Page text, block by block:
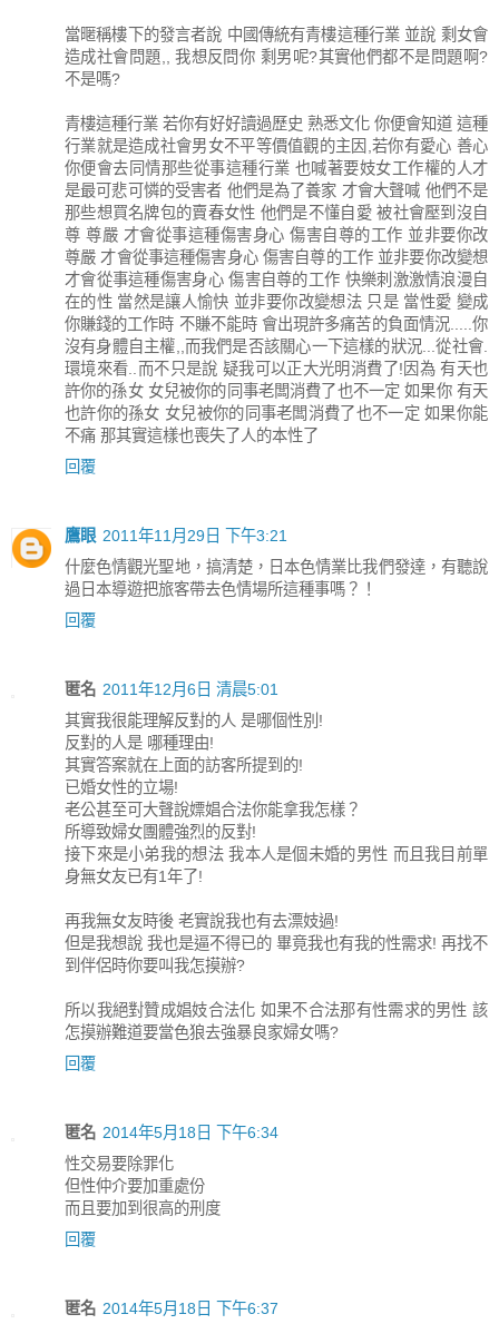
當暱稱樓下的發言者說 中國傳統有青樓這種行業 並說 剩女會
造成社會問題,, 我想反問你 剩男呢?其實他們都不是問題啊?
不是嗎?
青樓這種行業 若你有好好讀過歷史 熟悉文化 你便會知道 這種
行業就是造成社會男女不平等價值觀的主因,若你有愛心 善心
你便會去同情那些從事這種行業 也喊著要妓女工作權的人才
是最可悲可憐的受害者 他們是為了養家 才會大聲喊 他們不是
那些想買名牌包的賣春女性 他們是不懂自愛 被社會壓到沒自
尊 尊嚴 才會從事這種傷害身心 傷害自尊的工作 並非要你改
尊嚴 才會從事這種傷害身心 傷害自尊的工作 並非要你改變想
才會從事這種傷害身心 傷害自尊的工作 快樂刺激激情浪漫自
在的性 當然是讓人愉快 並非要你改變想法 只是 當性愛 變成
你賺錢的工作時 不賺不能時 會出現許多痛苦的負面情況.....你
沒有身體自主權,,而我們是否該關心一下這樣的狀況...從社會.
環境來看..而不只是說 疑我可以正大光明消費了!因為 有天也
許你的孫女 女兒被你的同事老闆消費了也不一定 如果你 有天
也許你的孫女 女兒被你的同事老闆消費了也不一定 如果你能
不痛 那其實這樣也喪失了人的本性了
回覆
鷹眼 2011年11月29日 下午3:21
什麼色情觀光聖地，搞清楚，日本色情業比我們發達，有聽說
過日本導遊把旅客帶去色情場所這種事嗎？！
回覆
匿名 2011年12月6日 清晨5:01
其實我很能理解反對的人 是哪個性別!
反對的人是 哪種理由!
其實答案就在上面的訪客所提到的!
已婚女性的立場!
老公甚至可大聲說嫖娼合法你能拿我怎樣？
所導致婦女團體強烈的反對!
接下來是小弟我的想法 我本人是個未婚的男性 而且我目前單
身無女友已有1年了!
再我無女友時後 老實說我也有去漂妓過!
但是我想說 我也是逼不得已的 畢竟我也有我的性需求! 再找不
到伴侶時你要叫我怎摸辦?
所以我絕對贊成娼妓合法化 如果不合法那有性需求的男性 該
怎摸辦難道要當色狼去強暴良家婦女嗎?
回覆
匿名 2014年5月18日 下午6:34
性交易要除罪化
但性仲介要加重處份
而且要加到很高的刑度
回覆
匿名 2014年5月18日 下午6:37